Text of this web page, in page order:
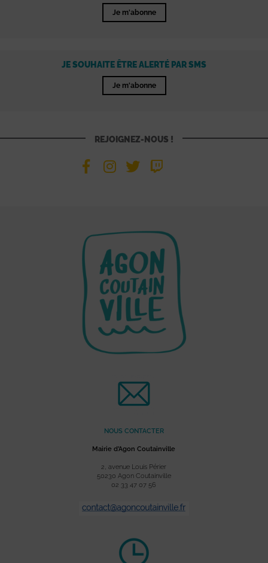
Je m'abonne
JE SOUHAITE ÊTRE ALERTÉ PAR SMS
Je m'abonne
REJOIGNEZ-NOUS !
NOUS CONTACTER
Mairie d’Agon Coutainville
2, avenue Louis Périer
50230 Agon Coutainville
02 33 47 07 56